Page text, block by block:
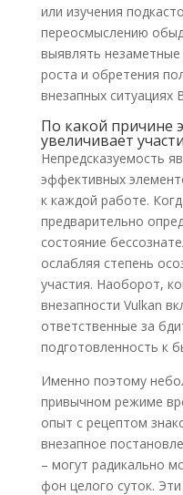
или изучения
переосмыслению
выявлять
роста и обретения
внезапных ситуациях
По какой причине
увеличивает
Непредсказуемость
эффективных
к каждой работе.
предварительно
состояние
ослабляя степень
участия. Наоборот,
внезапности Vulkan
ответственные за
подготовленность к
Именно поэтому
привычном режиме
опыт с рецептом
внезапное
– могут радикально
фон целого суток.